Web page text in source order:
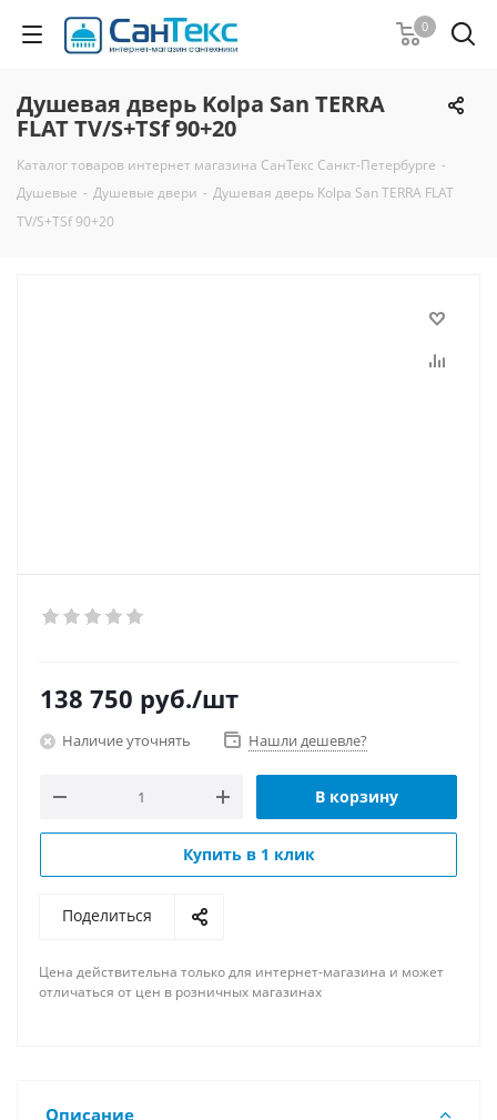
0
Душевая дверь Kolpa San TERRA
FLAT TV/S+TSf 90+20
Каталог товаров интернет магазина СанТекс Санкт-Петербурге -
Душевые - Душевые двери - Душевая дверь Kolpa San TERRA FLAT
TV/S+TSf 90+20
138 750 руб./шт
Наличие уточнять Нашли дешевле?
В корзину
Купить в 1 клик
Поделиться
Цена действительна только для интернет-магазина и может
отличаться от цен в розничных магазинах
Описание